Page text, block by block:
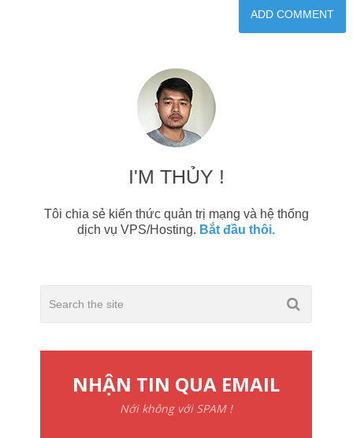
I'M THỦY !
Tôi chia sẻ kiến thức quản trị mạng và hệ thống
dịch vụ VPS/Hosting. Bắt đầu thôi.
NHẬN TIN QUA EMAIL
Nới không với SPAM !